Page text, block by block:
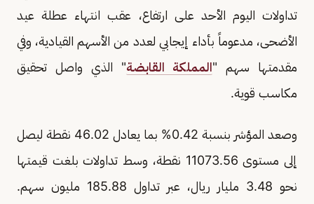
تداولات اليوم الأحد على ارتفاع، عقب انتهاء عطلة عيد
الأضحى، مدعوماً بأداء إيجابي لعدد من الأسهم القيادية، وفي
مقدمتها سهم "المملكة القابضة" الذي واصل تحقيق
مكاسب قوية.
وصعد المؤشر بنسبة 0.42% بما يعادل 46.02 نقطة ليصل
إلى مستوى 11073.56 نقطة، وسط تداولات بلغت قيمتها
نحو 3.48 مليار ريال، عبر تداول 185.88 مليون سهم.